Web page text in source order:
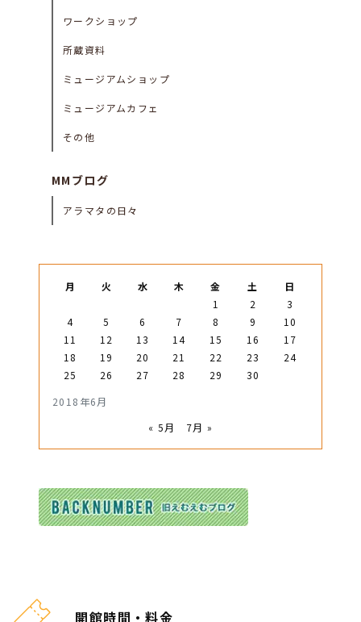
ワークショップ
所蔵資料
ミュージアムショップ
ミュージアムカフェ
その他
MMブログ
アラマタの日々
2018年6月
月 火 水 木 金 土
日
1
2
3
4
5 6 7 8 9
10
11
12 13 14 15 16
17
18
19 20 21 22 23
24
25
26 27 28 29 30
« 5月 7月 »
開館時間・料金